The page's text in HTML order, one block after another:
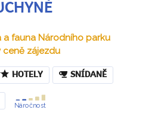
a fauna Národního parku
ceně zájezdu
HOTELY SNÍDANĚ
Náročnost